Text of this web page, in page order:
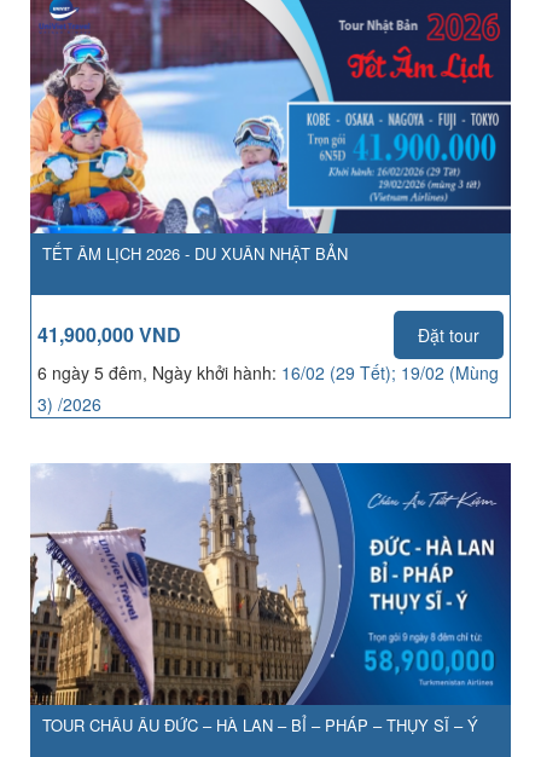
TẾT ÂM LỊCH 2026 - DU XUÂN NHẬT BẢN
41,900,000 VND
Đặt tour
6 ngày 5 đêm, Ngày khởi hành: 16/02 (29 Tết); 19/02 (Mùng
3) /2026
TOUR CHÂU ÂU ĐỨC – HÀ LAN – BỈ – PHÁP – THỤY SĨ – Ý